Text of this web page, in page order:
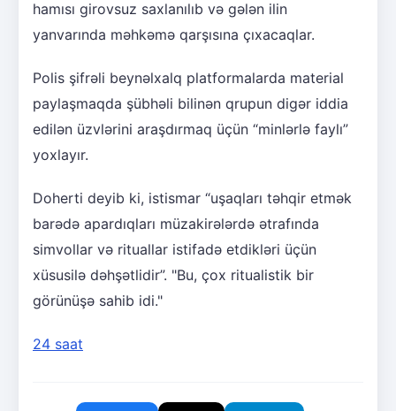
hamısı girovsuz saxlanılıb və gələn ilin
yanvarında məhkəmə qarşısına çıxacaqlar.
Polis şifrəli beynəlxalq platformalarda material
paylaşmaqda şübhəli bilinən qrupun digər iddia
edilən üzvlərini araşdırmaq üçün “minlərlə faylı”
yoxlayır.
Doherti deyib ki, istismar “uşaqları təhqir etmək
barədə apardıqları müzakirələrdə ətrafında
simvollar və rituallar istifadə etdikləri üçün
xüsusilə dəhşətlidir”. "Bu, çox ritualistik bir
görünüşə sahib idi."
24 saat